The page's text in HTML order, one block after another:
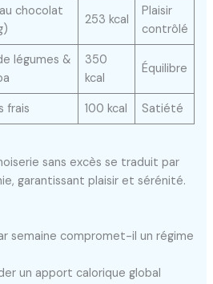
chocolat
253 kcal
Plaisir
contrôlé
légumes &
350
kcal
Équilibre
frais 100 kcal Satiété
sans excès se traduit par
garantissant plaisir et sérénité.
semaine compromet-il un régime
un apport calorique global